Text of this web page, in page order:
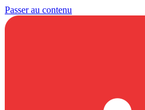
Passer au contenu